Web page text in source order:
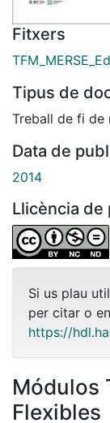
Fitxers
Tipus de
Treball de fi de
Data de
2014
Llicència de
Si us plau
per citar o
https://
Módulos
Flexibles